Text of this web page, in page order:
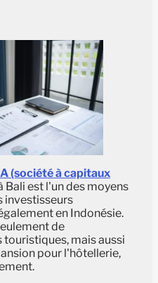
(société à capitaux
Bali est l'un des moyens
investisseurs
en Indonésie.
de
mais aussi
pour l'hôtellerie,